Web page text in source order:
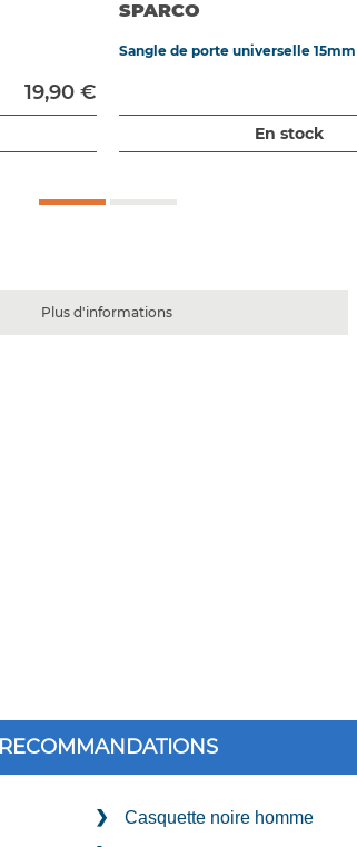
19,90 €
SPARCO
Sangle de porte universelle 15mm
En stock
Plus d'informations
RECOMMANDATIONS
Casquette noire homme